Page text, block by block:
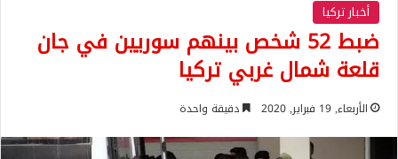
أخبار تركيا
ضبط 52 شخص بينهم سوريين في جان
قلعة شمال غربي تركيا
الأربعاء, 19 فبراير, 2020 دقيقة واحدة